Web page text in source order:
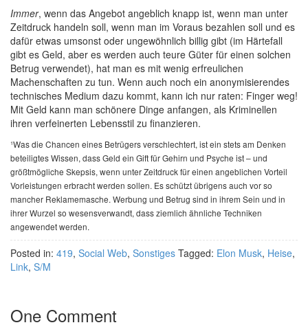
Immer, wenn das Angebot angeblich knapp ist, wenn man unter
Zeitdruck handeln soll, wenn man im Voraus bezahlen soll und es
dafür etwas umsonst oder ungewöhnlich billig gibt (im Härtefall
gibt es Geld, aber es werden auch teure Güter für einen solchen
Betrug verwendet), hat man es mit wenig erfreulichen
Machenschaften zu tun. Wenn auch noch ein anonymisierendes
technisches Medium dazu kommt, kann ich nur raten: Finger weg!
Mit Geld kann man schönere Dinge anfangen, als Kriminellen
ihren verfeinerten Lebensstil zu finanzieren.
¹Was die Chancen eines Betrügers verschlechtert, ist ein stets am Denken
beteiligtes Wissen, dass Geld ein Gift für Gehirn und Psyche ist – und
größtmögliche Skepsis, wenn unter Zeitdruck für einen angeblichen Vorteil
Vorleistungen erbracht werden sollen. Es schützt übrigens auch vor so
mancher Reklamemasche. Werbung und Betrug sind in ihrem Sein und in
ihrer Wurzel so wesensverwandt, dass ziemlich ähnliche Techniken
angewendet werden.
Posted in: 419, Social Web, Sonstiges Tagged: Elon Musk, Heise,
Link, S/M
One Comment